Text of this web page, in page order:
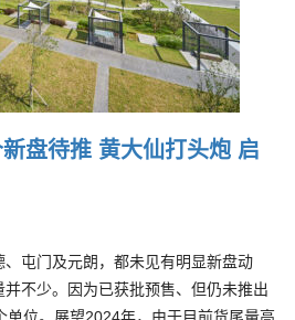
新盘待推 黄大仙打头炮 启
屯门及元朗，都未见有明显新盘动
不少。因为已获批预售、但仍未推出